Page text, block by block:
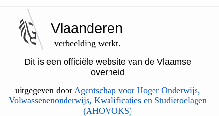
Vlaanderen
verbeelding werkt.
Dit is een officiële website van de Vlaamse
overheid
uitgegeven door Agentschap voor Hoger Onderwijs,
Volwassenenonderwijs, Kwalificaties en Studietoelagen
(AHOVOKS)